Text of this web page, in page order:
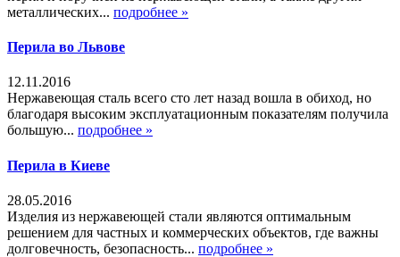
металлических... подробнее »
Перила во Львове
12.11.2016
Нержавеющая сталь всего сто лет назад вошла в обиход, но
благодаря высоким эксплуатационным показателям получила
большую... подробнее »
Перила в Киеве
28.05.2016
Изделия из нержавеющей стали являются оптимальным
решением для частных и коммерческих объектов, где важны
долговечность, безопасность... подробнее »